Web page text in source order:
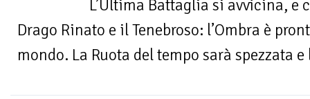
L’Ultima Battaglia si avvicina, e
Drago Rinato e il Tenebroso: l’Ombra è
mondo. La Ruota del tempo sarà spezzata e